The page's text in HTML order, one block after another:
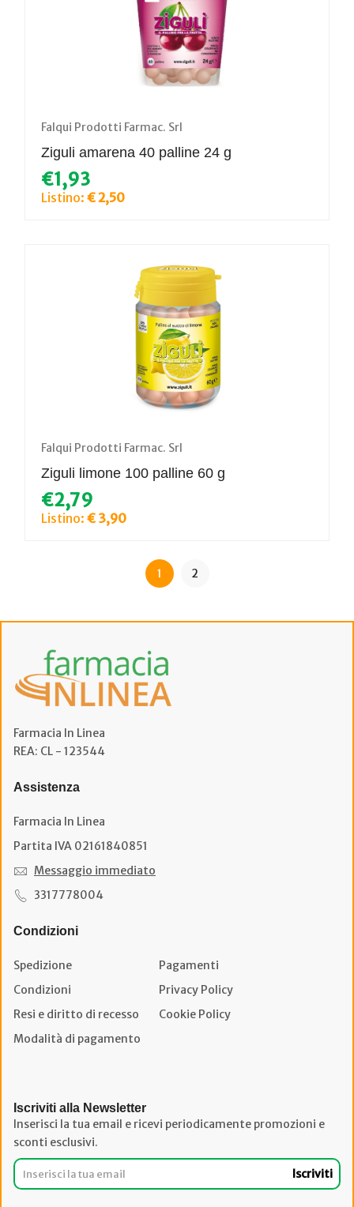
Falqui Prodotti Farmac. Srl
Ziguli amarena 40 palline 24 g
€1,93
Listino: € 2,50
Falqui Prodotti Farmac. Srl
Ziguli limone 100 palline 60 g
€2,79
Listino: € 3,90
1 2
Farmacia In Linea
REA: CL - 123544
Assistenza
Farmacia In Linea
Partita IVA 02161840851
Messaggio immediato
3317778004
Condizioni
Spedizione
Pagamenti
Condizioni
Privacy Policy
Resi e diritto di recesso
Cookie Policy
Modalità di pagamento
Iscriviti alla Newsletter
Inserisci la tua email e ricevi periodicamente promozioni e
sconti esclusivi.
Iscriviti